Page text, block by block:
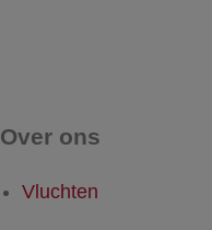
Over ons
Vluchten